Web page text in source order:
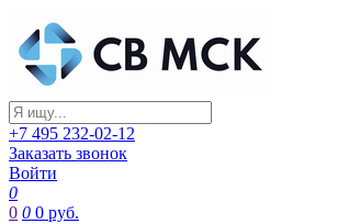
+7 495 232-02-12
Заказать звонок
Войти
0
0 0 0 руб.